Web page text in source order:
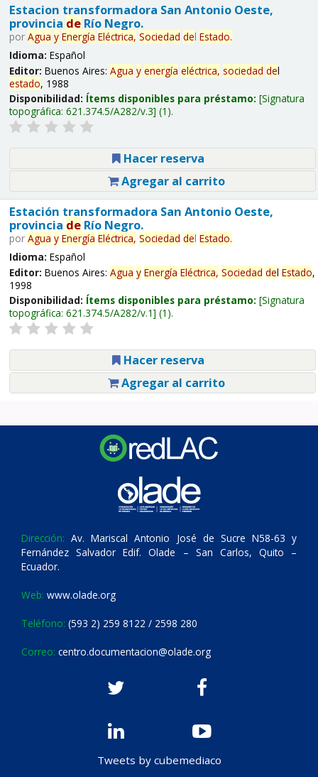
Estacion transformadora San Antonio Oeste,
provincia deRío Negro.
por Agua y Energía Eléctrica, Sociedad del Estado.
Idioma: Español
Editor: Buenos Aires: Agua y energía eléctrica, sociedad del
estado, 1988
Disponibilidad: Ítems disponibles para préstamo: Signatura
topográfica: 621.374.5/A282/v.3 (1).
Hacer reserva
Agregar al carrito
Estación transformadora San Antonio Oeste,
provincia deRío Negro.
por Agua y Energía Eléctrica, Sociedad del Estado.
Idioma: Español
Editor: Buenos Aires: Agua y Energía Eléctrica, Sociedad del Estado,
1998
Disponibilidad: Ítems disponibles para préstamo: Signatura
topográfica: 621.374.5/A282/v.1 (1).
Hacer reserva
Agregar al carrito
Dirección: Av. Mariscal Antonio José de Sucre N58-63 y
Fernández Salvador Edif. Olade – San Carlos, Quito –
Ecuador.
Web: www.olade.org
Teléfono: (593 2) 259 8122 / 2598 280
Correo: centro.documentacion@olade.org
Tweets by cubemediaco